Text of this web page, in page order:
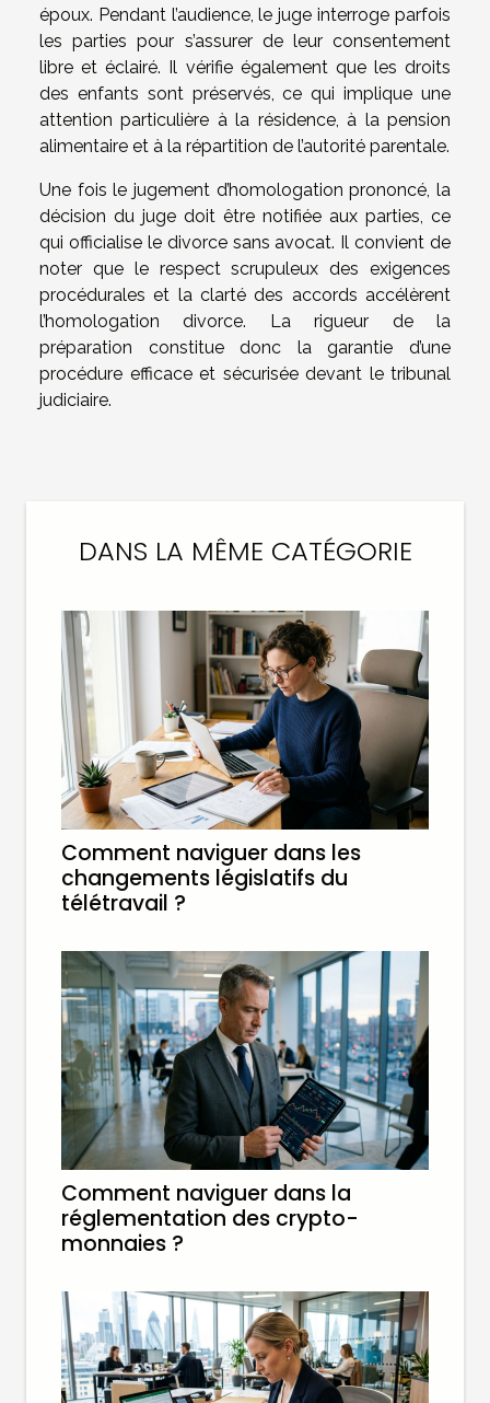
époux. Pendant l’audience, le juge interroge parfois
les parties pour s’assurer de leur consentement
libre et éclairé. Il vérifie également que les droits
des enfants sont préservés, ce qui implique une
attention particulière à la résidence, à la pension
alimentaire et à la répartition de l’autorité parentale.
Une fois le jugement d’homologation prononcé, la
décision du juge doit être notifiée aux parties, ce
qui officialise le divorce sans avocat. Il convient de
noter que le respect scrupuleux des exigences
procédurales et la clarté des accords accélèrent
l’homologation divorce. La rigueur de la
préparation constitue donc la garantie d’une
procédure efficace et sécurisée devant le tribunal
judiciaire.
DANS LA MÊME CATÉGORIE
Comment naviguer dans les
changements législatifs du
télétravail ?
Comment naviguer dans la
réglementation des crypto-
monnaies ?